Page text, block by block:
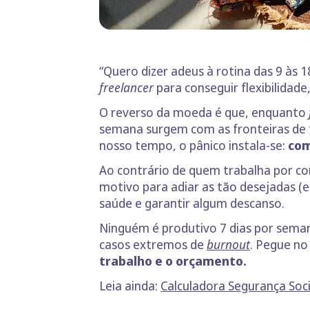
“Quero dizer adeus à rotina das 9
freelancerpara conseguir
O reverso da moeda é que, enquanto
semana surgem com as fronteiras
nosso tempo, o pânico instala-se:
Ao contrário de quem trabalha por
motivo para adiar as tão desejadas
saúde e garantir algum descanso.
Ninguém é produtivo 7 dias por
casos extremos de burnout. Pegue
trabalho e o orçamento.
Leia ainda: Calculadora Segurança